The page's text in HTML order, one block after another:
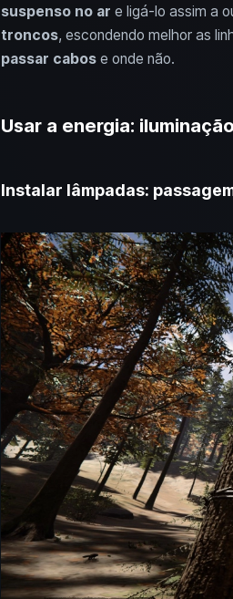
suspenso no ar e ligá-lo assim a
troncos, escondendo melhor as
passar cabose onde não.
Usar a energia:
Instalar lâmpadas: